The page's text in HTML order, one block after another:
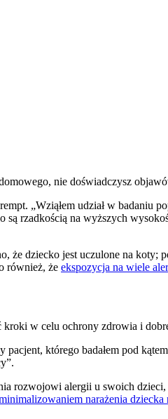
nie doświadczysz
„Wziąłem udział w badaniu
rzadkością na wyższych
dziecko jest uczulone na koty;
również, że ekspozycja na wiele
w celu ochrony zdrowia i
którego badałem pod
rozwojowi alergii u swoich
narażenia dziecka